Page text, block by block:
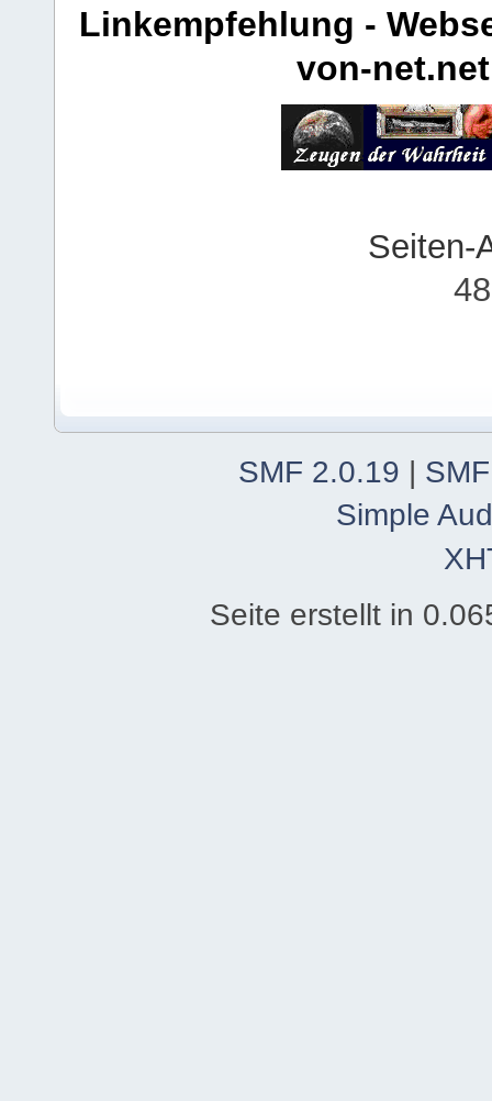
Linkempfehlung -
von-net.net
Seiten-
SMF 2.0.19
Simple
Seite erstellt in